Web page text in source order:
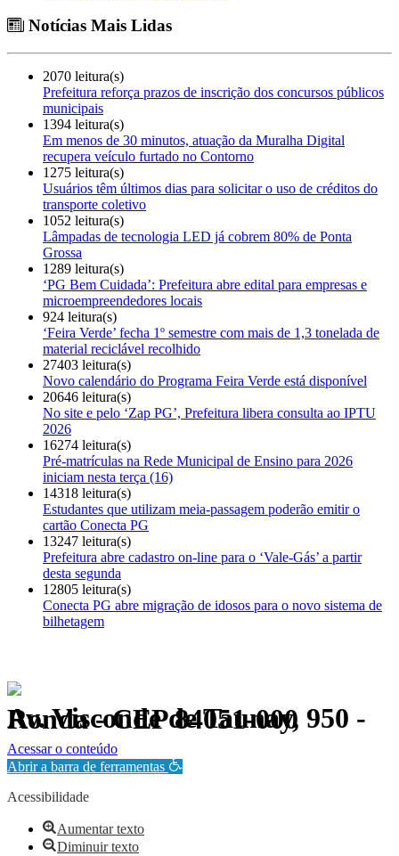
Notícias Mais Lidas
2070 leitura(s)
Prefeitura reforça prazos de inscrição dos concursos públicos
municipais
1394 leitura(s)
Em menos de 30 minutos, atuação da Muralha Digital
recupera veículo furtado no Contorno
1275 leitura(s)
Usuários têm últimos dias para solicitar o uso de créditos do
transporte coletivo
1052 leitura(s)
Lâmpadas de tecnologia LED já cobrem 80% de Ponta
Grossa
1289 leitura(s)
‘PG Bem Cuidada’: Prefeitura abre edital para empresas e
microempreendedores locais
924 leitura(s)
‘Feira Verde’ fecha 1º semestre com mais de 1,3 tonelada de
material reciclável recolhido
27403 leitura(s)
Novo calendário do Programa Feira Verde está disponível
20646 leitura(s)
No site e pelo ‘Zap PG’, Prefeitura libera consulta ao IPTU
2026
16274 leitura(s)
Pré-matrículas na Rede Municipal de Ensino para 2026
iniciam nesta terça (16)
14318 leitura(s)
Estudantes que utilizam meia-passagem poderão emitir o
cartão Conecta PG
13247 leitura(s)
Prefeitura abre cadastro on-line para o ‘Vale-Gás’ a partir
desta segunda
12805 leitura(s)
Conecta PG abre migração de idosos para o novo sistema de
bilhetagem
Av. Visconde de Taunay, 950 - Ronda - CEP 84051-000
Política de Privacidade.
Acessar o conteúdo
Abrir a barra de ferramentas
Acessibilidade
Aumentar texto
Diminuir texto